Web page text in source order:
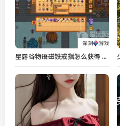
星露谷物语磁铁戒指怎么获得 星露谷物语磁铁戒指获取方法